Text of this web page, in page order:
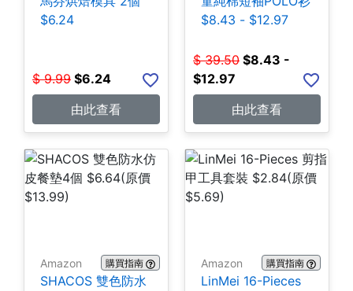
$6.24
$ 9.99 $6.24
由此查看
$8.43 - $12.97
$ 39.50 $8.43 -
$12.97
由此查看
Amazon 購買指南
SHACOS 雙色防水
Amazon 購買指南
LinMei 16-Pieces